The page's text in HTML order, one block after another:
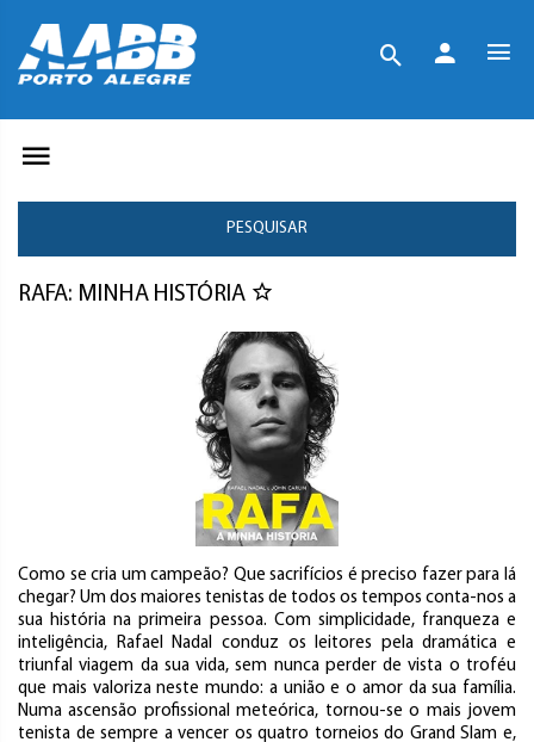
PESQUISAR
RAFA: MINHA HISTÓRIA
Como se cria um campeão? Que sacrifícios é preciso fazer para lá
chegar? Um dos maiores tenistas de todos os tempos conta-nos a
sua história na primeira pessoa. Com simplicidade, franqueza e
inteligência, Rafael Nadal conduz os leitores pela dramática e
triunfal viagem da sua vida, sem nunca perder de vista o troféu
que mais valoriza neste mundo: a união e o amor da sua família.
Numa ascensão profissional meteórica, tornou-se o mais jovem
tenista de sempre a vencer os quatro torneios do Grand Slam e,